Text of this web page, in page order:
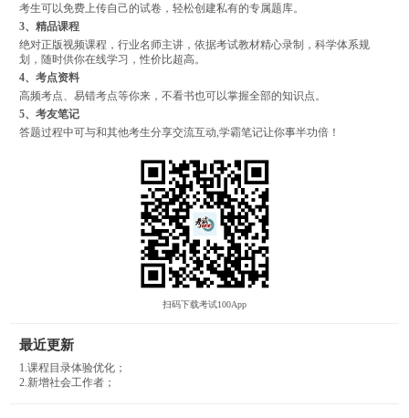
考生可以免费上传自己的试卷，轻松创建私有的专属题库。
3、精品课程
绝对正版视频课程，行业名师主讲，依据考试教材精心录制，科学体系规
划，随时供你在线学习，性价比超高。
4、考点资料
高频考点、易错考点等你来，不看书也可以掌握全部的知识点。
5、考友笔记
答题过程中可与和其他考生分享交流互动,学霸笔记让你事半功倍！
扫码下载考试100App
最近更新
1.课程目录体验优化；
2.新增社会工作者；